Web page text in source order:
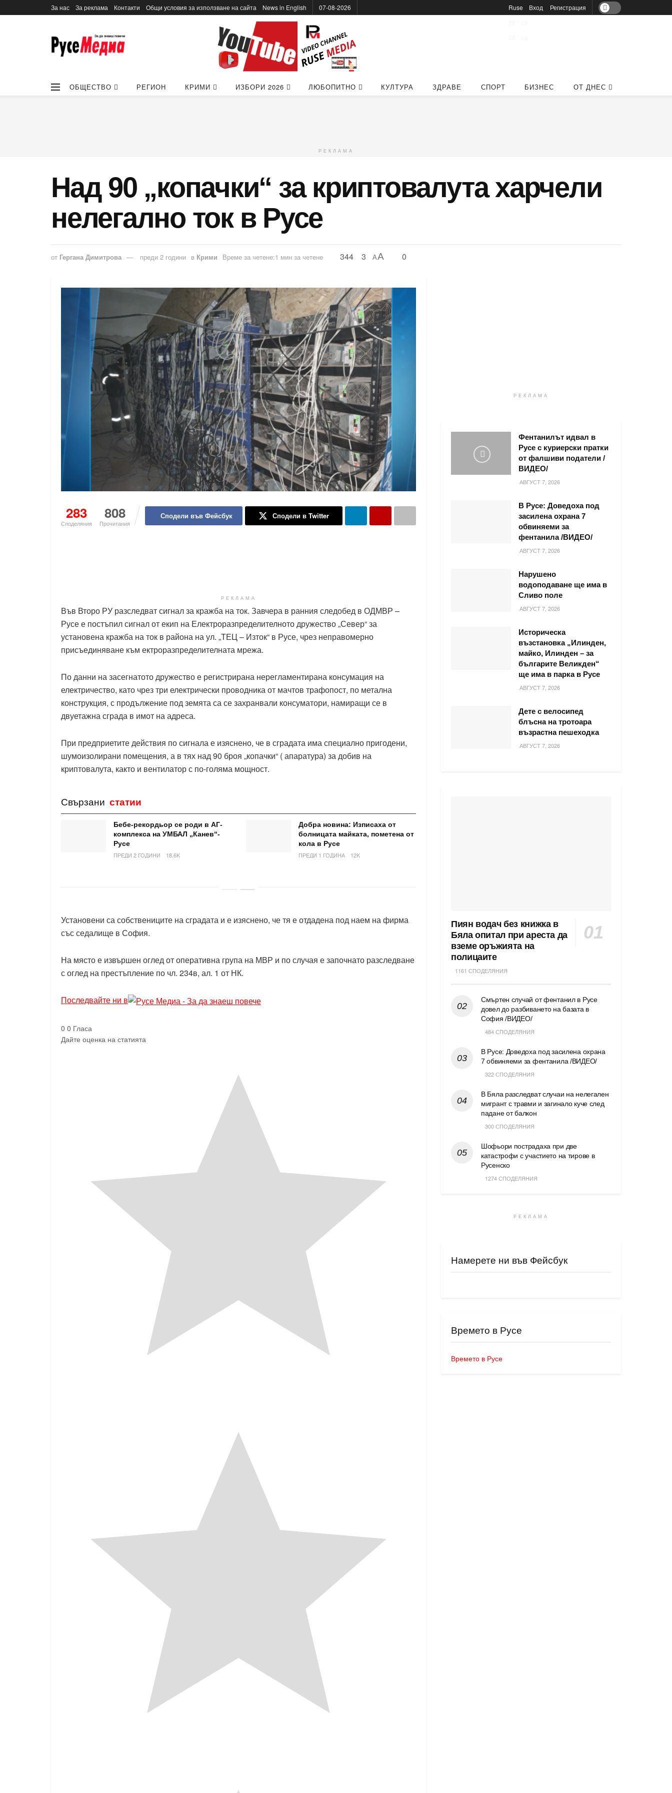
За нас За реклама Контакти Общи условия за използване на сайта News in Еnglish 07-08-2026
Ruse
Вход Регистрация
ОБЩЕСТВО РЕГИОН КРИМИ ИЗБОРИ 2026 ЛЮБОПИТНО КУЛТУРА ЗДРАВЕ СПОРТ БИЗНЕС ОТ ДНЕС
РЕКЛАМА
Над 90 „копачки“ за криптовалута харчели
нелегално ток в Русе
от Гергана Димитрова преди 2 години в Крими Време за четене:1 мин за четене 344 3 AA 0
283
Споделяния
808
Прочитания
Сподели във Фейсбук Сподели в Twitter
РЕКЛАМА
Във Второ РУ разследват сигнал за кражба на ток. Завчера в ранния следобед в ОДМВР –
Русе е постъпил сигнал от екип на Електроразпределителното дружество „Север“ за
установена кражба на ток в района на ул. „ТЕЦ – Изток“ в Русе, чрез неправомерно
присъединяване към ектроразпределителната мрежа.
По данни на засегнатото дружество е регистрирана нерегламентирана консумация на
електричество, като чрез три електрически проводника от мачтов трафопост, по метална
конструкция, с продължение под земята са се захранвали консуматори, намиращи се в
двуетажна сграда в имот на адреса.
При предприетите действия по сигнала е изяснено, че в сградата има специално пригодени,
шумоизолирани помещения, а в тях над 90 броя „копачки“ ( апаратура) за добив на
криптовалута, както и вентилатор с по-голяма мощност.
Свързани статии
Бебе-рекордьор се роди в АГ-
комплекса на УМБАЛ „Канев“-
Русе
ПРЕДИ 2 ГОДИНИ
18.6K
Добра новина: Изписаха от
болницата майката, пометена от
кола в Русе
ПРЕДИ 1 ГОДИНА
12K
Установени са собствениците на сградата и е изяснено, че тя е отдадена под наем на фирма
със седалище в София.
На място е извършен оглед от оперативна група на МВР и по случая е започнато разследване
с оглед на престъпление по чл. 234в, ал. 1 от НК.
Последвайте ни в
0 0 Гласа
Дайте оценка на статията
РЕКЛАМА
Фентанилът идвал в
Русе с куриерски пратки
от фалшиви податели /
ВИДЕО/
АВГУСТ 7, 2026
В Русе: Доведоха под
засилена охрана 7
обвиняеми за
фентанила /ВИДЕО/
АВГУСТ 7, 2026
Нарушено
водоподаване ще има в
Сливо поле
АВГУСТ 7, 2026
Историческа
възстановка „Илинден,
майко, Илинден – за
българите Великден“
ще има в парка в Русе
АВГУСТ 7, 2026
Дете с велосипед
блъсна на тротоара
възрастна пешеходка
АВГУСТ 7, 2026
Пиян водач без книжка в
Бяла опитал при ареста да
вземе оръжията на
полицаите
1161 СПОДЕЛЯНИЯ
Смъртен случай от фентанил в Русе
довел до разбиването на базата в
София /ВИДЕО/
484 СПОДЕЛЯНИЯ
В Русе: Доведоха под засилена охрана
7 обвиняеми за фентанила /ВИДЕО/
322 СПОДЕЛЯНИЯ
В Бяла разследват случаи на нелегален
мигрант с травми и загинало куче след
падане от балкон
300 СПОДЕЛЯНИЯ
Шофьори пострадаха при две
катастрофи с участието на тирове в
Русенско
1274 СПОДЕЛЯНИЯ
РЕКЛАМА
Намерете ни във Фейсбук
Времето в Русе
Времето в Русе